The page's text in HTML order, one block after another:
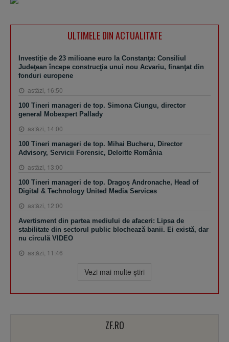
ULTIMELE DIN ACTUALITATE
Investiţie de 23 milioane euro la Constanţa: Consiliul
Judeţean începe construcţia unui nou Acvariu, finanţat din
fonduri europene
astăzi, 16:50
100 Tineri manageri de top. Simona Ciungu, director
general Mobexpert Pallady
astăzi, 14:00
100 Tineri manageri de top. Mihai Bucheru, Director
Advisory, Servicii Forensic, Deloitte România
astăzi, 13:00
100 Tineri manageri de top. Dragoş Andronache, Head of
Digital & Technology United Media Services
astăzi, 12:00
Avertisment din partea mediului de afaceri: Lipsa de
stabilitate din sectorul public blochează banii. Ei există, dar
nu circulă VIDEO
astăzi, 11:46
Vezi mai multe ştiri
ZF.RO